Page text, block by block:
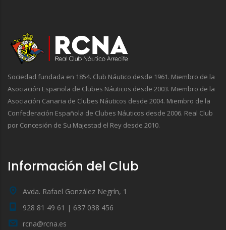
Sociedad fundada en 1854. Club Náutico desde 1961. Miembro de la
Asociación Española de Clubes Náuticos desde 2003. Miembro de la
Asociación Canaria de Clubes Náuticos desde 2004. Miembro de la
Confederación Española de Clubes Náuticos desde 2006. Real Club
por Concesión de Su Majestad el Rey desde 2010.
Información del Club
Avda. Rafael González Negrín, 1
928 81 49 61 | 637 038 456
rcna@rcna.es